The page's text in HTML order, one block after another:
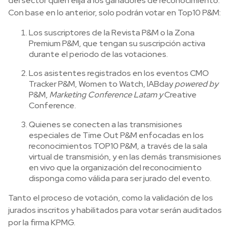
Con base en lo anterior, solo podrán votar en Top10 P&M:
Los suscriptores de la Revista P&M o la Zona
Premium P&M, que tengan su suscripción activa
durante el periodo de las votaciones.
Los asistentes registrados en los eventos CMO
Tracker P&M, Women to Watch, IABdaypowered by
P&M, Marketing Conference Latam yCreative
Conference.
Quienes se conecten a las transmisiones
especiales de Time Out P&M enfocadas en los
reconocimientos TOP10 P&M, a través de la sala
virtual de transmisión, y en las demás transmisiones
en vivo que la organización del reconocimiento
disponga como válida para ser jurado del evento.
Tanto el proceso de votación, como la validación de los
jurados inscritos y habilitados para votar serán auditados
por la firma KPMG.